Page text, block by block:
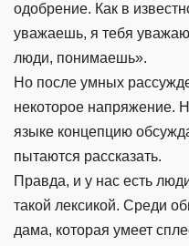
одобрение. Как в
уважаешь, я тебя
люди, понимаешь».
Но после умных
некоторое напряжение.
языке концепцию
пытаются рассказать.
Правда, и у нас есть
такой лексикой. Среди
дама, которая умеет